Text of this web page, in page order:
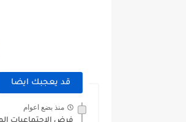
قد يعجبك ايضا
منذ بضع اعوام